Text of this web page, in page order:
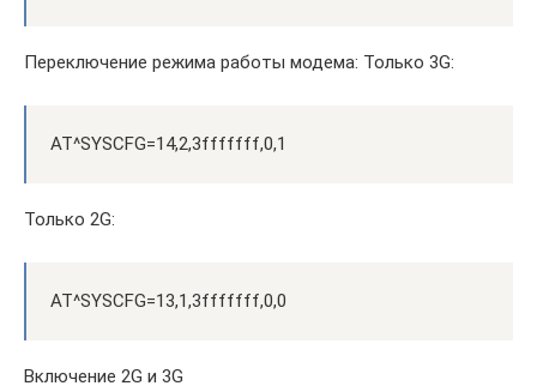
Переключение режима работы модема: Только 3G:
AT^SYSCFG=14,2,3fffffff,0,1
Только 2G:
AT^SYSCFG=13,1,3fffffff,0,0
Включение 2G и 3G